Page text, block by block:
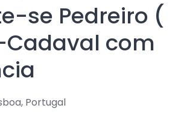
se Pedreiro (
com
Portugal